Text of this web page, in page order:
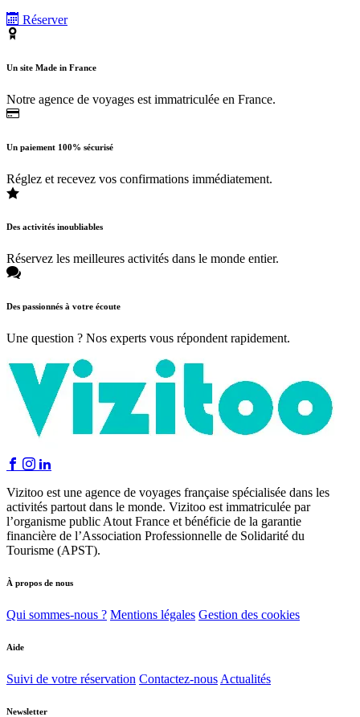
Réserver
Un site Made in France
Notre agence de voyages est immatriculée en France.
Un paiement 100% sécurisé
Réglez et recevez vos confirmations immédiatement.
Des activités inoubliables
Réservez les meilleures activités dans le monde entier.
Des passionnés à votre écoute
Une question ? Nos experts vous répondent rapidement.
Vizitoo est une agence de voyages française spécialisée dans les
activités partout dans le monde. Vizitoo est immatriculée par
l’organisme public Atout France et bénéficie de la garantie
financière de l’Association Professionnelle de Solidarité du
Tourisme (APST).
À propos de nous
Qui sommes-nous ? Mentions légales Gestion des cookies
Aide
Suivi de votre réservation Contactez-nous Actualités
Newsletter